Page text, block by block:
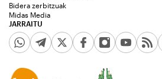
JARRAITU
Bidera zerbitzuak
Midas Media